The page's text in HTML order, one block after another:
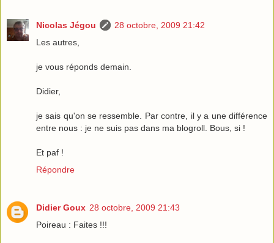
Nicolas Jégou
28 octobre, 2009 21:42
Les autres,
je vous réponds demain.
Didier,
je sais qu'on se ressemble. Par contre, il y a une différence
entre nous : je ne suis pas dans ma blogroll. Bous, si !
Et paf !
Répondre
Didier Goux 28 octobre, 2009 21:43
Poireau : Faites !!!